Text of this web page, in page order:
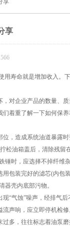
享
享
用寿命就是增加收入。
对企业产品的数量、质
着重了解一下如何保
，造成系统油道暴露
松油箱盖后，清除残留
锤时，应选择不掉纤维
包装完好的滤芯(内包
器壳内底部污物。
气蚀”噪声，经排气后
声响，应立即停机检修
多，往往标志着油泵